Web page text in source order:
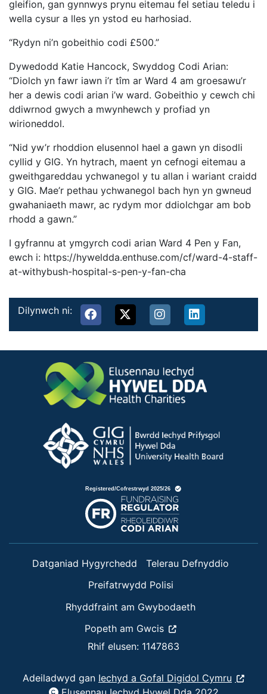
gleifion, gan gynnwys prynu eitemau fel setiau teledu i
wella cysur a lles yn ystod eu harhosiad.
“Rydyn ni’n gobeithio codi £500.”
Dywedodd Katie Hancock, Swyddog Codi Arian:
“Diolch yn fawr iawn i’r tîm ar Ward 4 am groesawu’r
her a dewis codi arian i’w ward. Gobeithio y cewch chi
ddiwrnod gwych a mwynhewch y profiad yn
wirioneddol.
“Nid yw’r rhoddion elusennol hael a gawn yn disodli
cyllid y GIG. Yn hytrach, maent yn cefnogi eitemau a
gweithgareddau ychwanegol y tu allan i wariant craidd
y GIG. Mae’r pethau ychwanegol bach hyn yn gwneud
gwahaniaeth mawr, ac rydym mor ddiolchgar am bob
rhodd a gawn.”
I gyfrannu at ymgyrch codi arian Ward 4 Pen y Fan,
ewch i: https://hyweldda.enthuse.com/cf/ward-4-staff-
at-withybush-hospital-s-pen-y-fan-cha
Dilynwch ni:
Datganiad Hygyrchedd
Telerau Defnyddio
Preifatrwydd Polisi
Rhyddfraint am Gwybodaeth
Popeth am Gwcis
Rhif elusen: 1147863
Adeiladwyd gan Iechyd a Gofal Digidol Cymru